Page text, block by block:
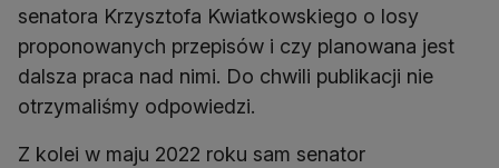
senatora Krzysztofa Kwiatkowskiego o losy
proponowanych przepisów i czy planowana jest
dalsza praca nad nimi. Do chwili publikacji nie
otrzymaliśmy odpowiedzi.
Z kolei w maju 2022 roku sam senator